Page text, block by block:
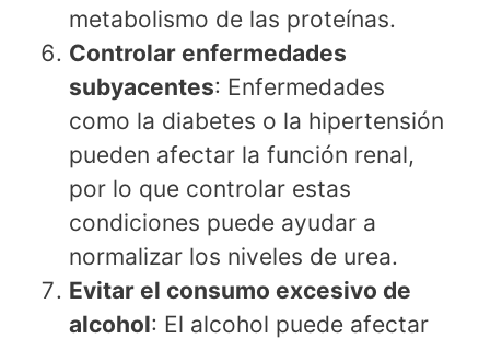
metabolismo de las proteínas.
Controlar enfermedades
subyacentes: Enfermedades
como la diabetes o la hipertensión
pueden afectar la función renal,
por lo que controlar estas
condiciones puede ayudar a
normalizar los niveles de urea.
Evitar el consumo excesivo de
alcohol: El alcohol puede afectar